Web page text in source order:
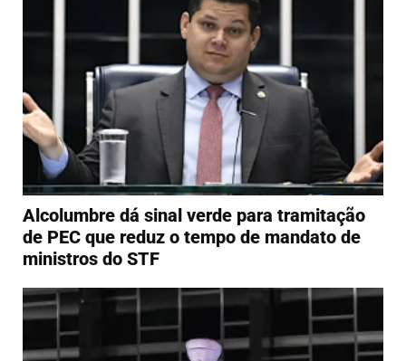
Alcolumbre dá sinal verde para tramitação
de PEC que reduz o tempo de mandato de
ministros do STF